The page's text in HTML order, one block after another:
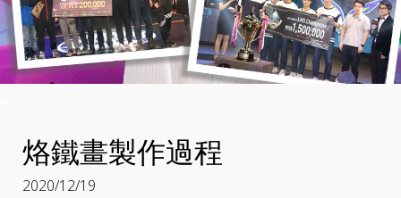
烙鐵畫製作過程
2020/12/19